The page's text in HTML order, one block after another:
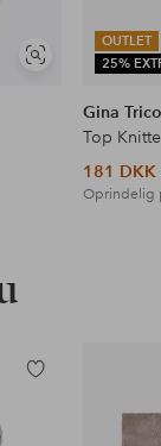
Se
OUTLET
25%
Gina
Top
181 DKK
Oprindelig
Tilføj